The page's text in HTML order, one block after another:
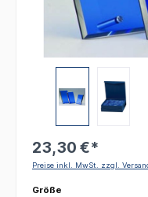
23,30 €*
Preise inkl. MwSt. zzgl.
Größe